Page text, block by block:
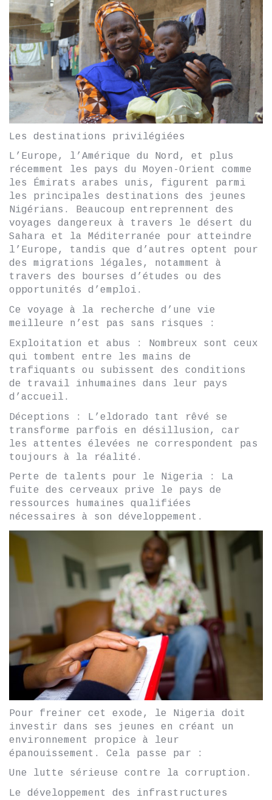
Les destinations privilégiées
L’Europe, l’Amérique du Nord, et plus
récemment les pays du Moyen-Orient comme
les Émirats arabes unis, figurent parmi
les principales destinations des jeunes
Nigérians. Beaucoup entreprennent des
voyages dangereux à travers le désert du
Sahara et la Méditerranée pour atteindre
l’Europe, tandis que d’autres optent pour
des migrations légales, notamment à
travers des bourses d’études ou des
opportunités d’emploi.
Ce voyage à la recherche d’une vie
meilleure n’est pas sans risques :
Exploitation et abus : Nombreux sont ceux
qui tombent entre les mains de
trafiquants ou subissent des conditions
de travail inhumaines dans leur pays
d’accueil.
Déceptions : L’eldorado tant rêvé se
transforme parfois en désillusion, car
les attentes élevées ne correspondent pas
toujours à la réalité.
Perte de talents pour le Nigeria : La
fuite des cerveaux prive le pays de
ressources humaines qualifiées
nécessaires à son développement.
Pour freiner cet exode, le Nigeria doit
investir dans ses jeunes en créant un
environnement propice à leur
épanouissement. Cela passe par :
Une lutte sérieuse contre la corruption.
Le développement des infrastructures